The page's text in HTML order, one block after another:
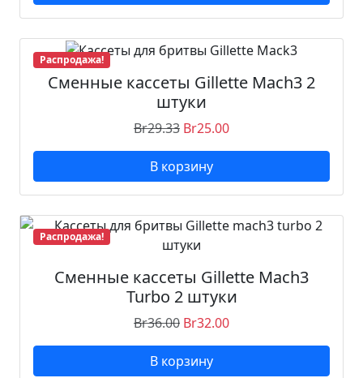
l
ш
Распродажа!
Сменные кассеты Gillette Mach3 2
штуки
Br29.33 Br25.00
В корзину
Распродажа!
Сменные кассеты Gillette Mach3
Turbo 2 штуки
Br36.00 Br32.00
В корзину